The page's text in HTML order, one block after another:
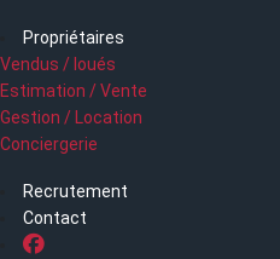
Propriétaires
Vendus / loués
Estimation / Vente
Gestion / Location
Conciergerie
Recrutement
Contact